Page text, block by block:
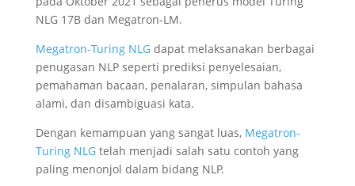
NLG 17B dan Megatron-LM.
Megatron-Turing NLGdapat melaksanakan berbagai
penugasan NLP seperti prediksi penyelesaian,
pemahaman bacaan, penalaran, simpulan bahasa
alami, dan disambiguasi kata.
Dengan kemampuan yang sangat luas,Megatron-
Turing NLGtelah menjadi salah satu contoh yang
paling menonjol dalam bidang NLP.